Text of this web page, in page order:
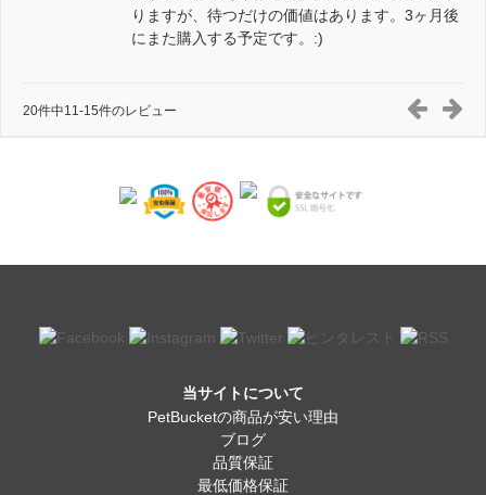
りますが、待つだけの価値はあります。3ヶ月後
にまた購入する予定です。:)
20件中11-15件のレビュー
当サイトについて
PetBucketの商品が安い理由
ブログ
品質保証
最低価格保証